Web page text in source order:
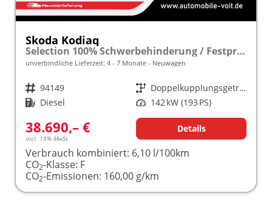
Skoda Kodiaq
Selection 100% Schwerbehinderung / Festpreisgarantie* Modelljahr 2.0 TDI 193 PS DSG 4x4 "Sonderangebot bei Schwerbehinderung" frei konfigurierbar!
unverbindliche Lieferzeit: 4 - 7 Monate Neuwagen
Fahrzeugnr. 94149 Getriebe
Doppelkupplungsgetriebe (DSG)
Kraftstoff Diesel Leistung 142 kW (193 PS)
38.690,– €
incl. 19% MwSt.
Details
Verbrauch kombiniert: 6,10 l/100km
CO2-Klasse: F
CO2-Emissionen: 160,00 g/km